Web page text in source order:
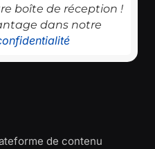
boîte de réception !
dans notre
de contenu